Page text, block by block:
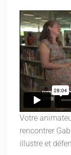
Votre
rencontrer
illustre et